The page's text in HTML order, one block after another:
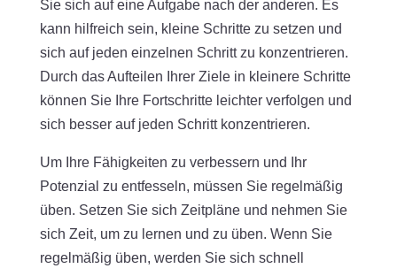
Sie sich auf eine Aufgabe nach der anderen. Es
kann hilfreich sein, kleine Schritte zu setzen und
sich auf jeden einzelnen Schritt zu konzentrieren.
Durch das Aufteilen Ihrer Ziele in kleinere Schritte
können Sie Ihre Fortschritte leichter verfolgen und
sich besser auf jeden Schritt konzentrieren.
Um Ihre Fähigkeiten zu verbessern und Ihr
Potenzial zu entfesseln, müssen Sie regelmäßig
üben. Setzen Sie sich Zeitpläne und nehmen Sie
sich Zeit, um zu lernen und zu üben. Wenn Sie
regelmäßig üben, werden Sie sich schnell